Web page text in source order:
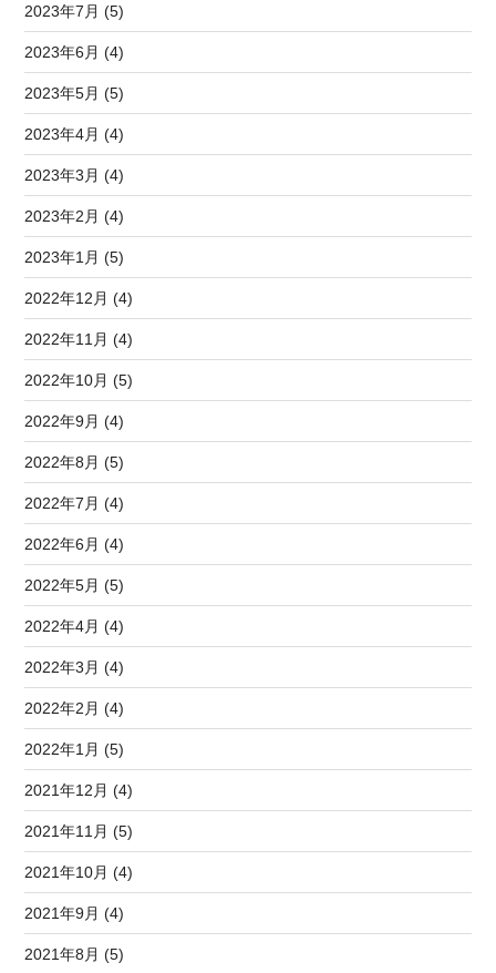
2023年7月 (5)
2023年6月 (4)
2023年5月 (5)
2023年4月 (4)
2023年3月 (4)
2023年2月 (4)
2023年1月 (5)
2022年12月 (4)
2022年11月 (4)
2022年10月 (5)
2022年9月 (4)
2022年8月 (5)
2022年7月 (4)
2022年6月 (4)
2022年5月 (5)
2022年4月 (4)
2022年3月 (4)
2022年2月 (4)
2022年1月 (5)
2021年12月 (4)
2021年11月 (5)
2021年10月 (4)
2021年9月 (4)
2021年8月 (5)